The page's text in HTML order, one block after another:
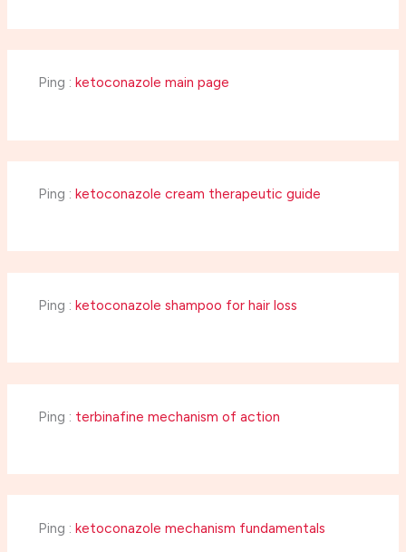
Ping : ketoconazole main page
Ping : ketoconazole cream therapeutic guide
Ping : ketoconazole shampoo for hair loss
Ping : terbinafine mechanism of action
Ping : ketoconazole mechanism fundamentals